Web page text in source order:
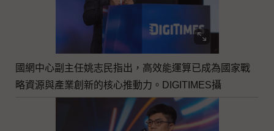
國網中心副主任姚志民指出，高效能運算已成為國家戰
略資源與產業創新的核心推動力。DIGITIMES攝